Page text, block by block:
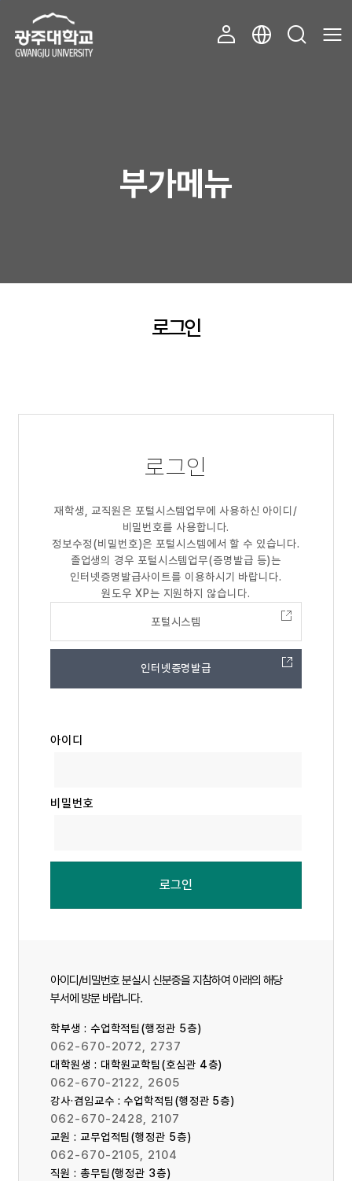
부가메뉴
로그인
로그인
재학생, 교직원은 포털시스템업무에 사용하신 아이디/
비밀번호를 사용합니다.
정보수정(비밀번호)은 포털시스템에서 할 수 있습니다.
졸업생의 경우 포털시스템업무(증명발급 등)는
인터넷증명발급사이트를 이용하시기 바랍니다.
원도우 XP는 지원하지 않습니다.
포털시스템
인터넷증명발급
아이디
비밀번호
로그인
아이디/비밀번호 분실시 신분증을 지참하여 아래의 해당
부서에 방문 바랍니다.
학부생 : 수업학적팀(행정관 5층)
062-670-2072, 2737
대학원생 : 대학원교학팀(호심관 4층)
062-670-2122, 2605
강사·겸임교수 :수업학적팀(행정관 5층)
062-670-2428, 2107
교원 : 교무업적팀(행정관 5층)
062-670-2105, 2104
직원 : 총무팀(행정관 3층)